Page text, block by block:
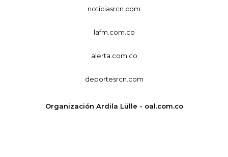
noticiasrcn.com
lafm.com.co
alerta.com.co
deportesrcn.com
Organización Ardila Lülle - oal.com.co